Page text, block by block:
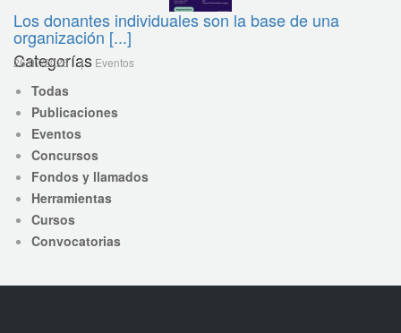
Los donantes individuales son la base de una
organización [...]
26/07/2026 | Eventos
Categorías
Todas
Publicaciones
Eventos
Concursos
Fondos y llamados
Herramientas
Cursos
Convocatorias